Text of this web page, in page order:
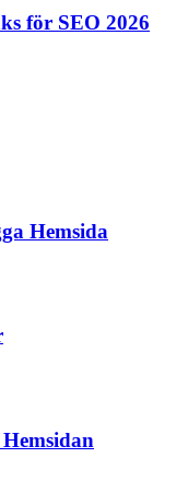
för SEO 2026
Hemsida